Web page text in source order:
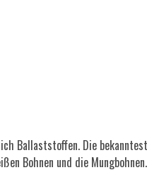
Die
Bohnen und die Mungbohnen.